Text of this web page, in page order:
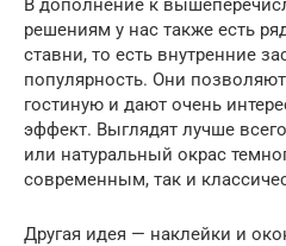
В дополнение к
решениям у нас также есть
ставни, то есть внутренние
популярность. Они
гостиную и дают очень
эффект. Выглядят лучше
или натуральный окрас
современным, так и
Другая идея — наклейки и